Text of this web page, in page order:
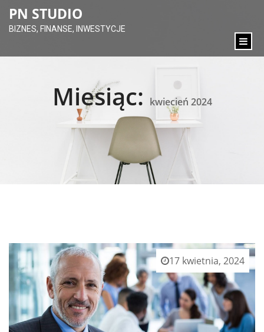
PN STUDIO
BIZNES, FINANSE, INWESTYCJE
Miesiąc: kwiecień 2024
17 kwietnia, 2024